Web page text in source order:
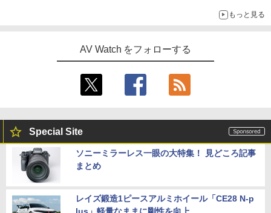
もっと見る
AV Watch をフォローする
Special Site
ソニーミラーレス一眼の大特集！ 見どころ記事
まとめ
レイズ鍛造1ピースアルミホイール「CE28 N-p